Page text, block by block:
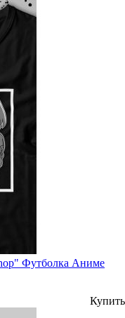
Футболка Аниме
Купить